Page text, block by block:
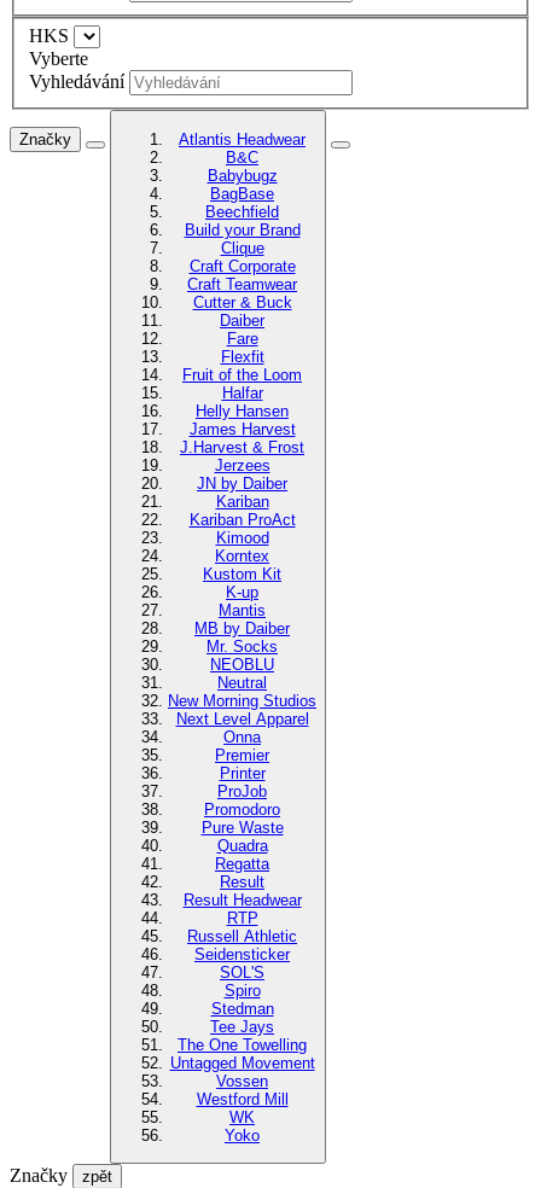
HKS
Vyberte
Vyhledávání
Značky
Atlantis Headwear
B&C
Babybugz
BagBase
Beechfield
Build your Brand
Clique
Craft Corporate
Craft Teamwear
Cutter & Buck
Daiber
Fare
Flexfit
Fruit of the Loom
Halfar
Helly Hansen
James Harvest
J.Harvest & Frost
Jerzees
JN by Daiber
Kariban
Kariban ProAct
Kimood
Korntex
Kustom Kit
K-up
Mantis
MB by Daiber
Mr. Socks
NEOBLU
Neutral
New Morning Studios
Next Level Apparel
Onna
Premier
Printer
ProJob
Promodoro
Pure Waste
Quadra
Regatta
Result
Result Headwear
RTP
Russell Athletic
Seidensticker
SOL'S
Spiro
Stedman
Tee Jays
The One Towelling
Untagged Movement
Vossen
Westford Mill
WK
Yoko
Značky zpět